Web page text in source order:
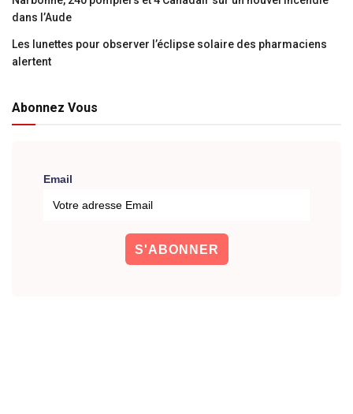
dans l’Aude
Les lunettes pour observer l’éclipse solaire des pharmaciens
alertent
Abonnez Vous
Email